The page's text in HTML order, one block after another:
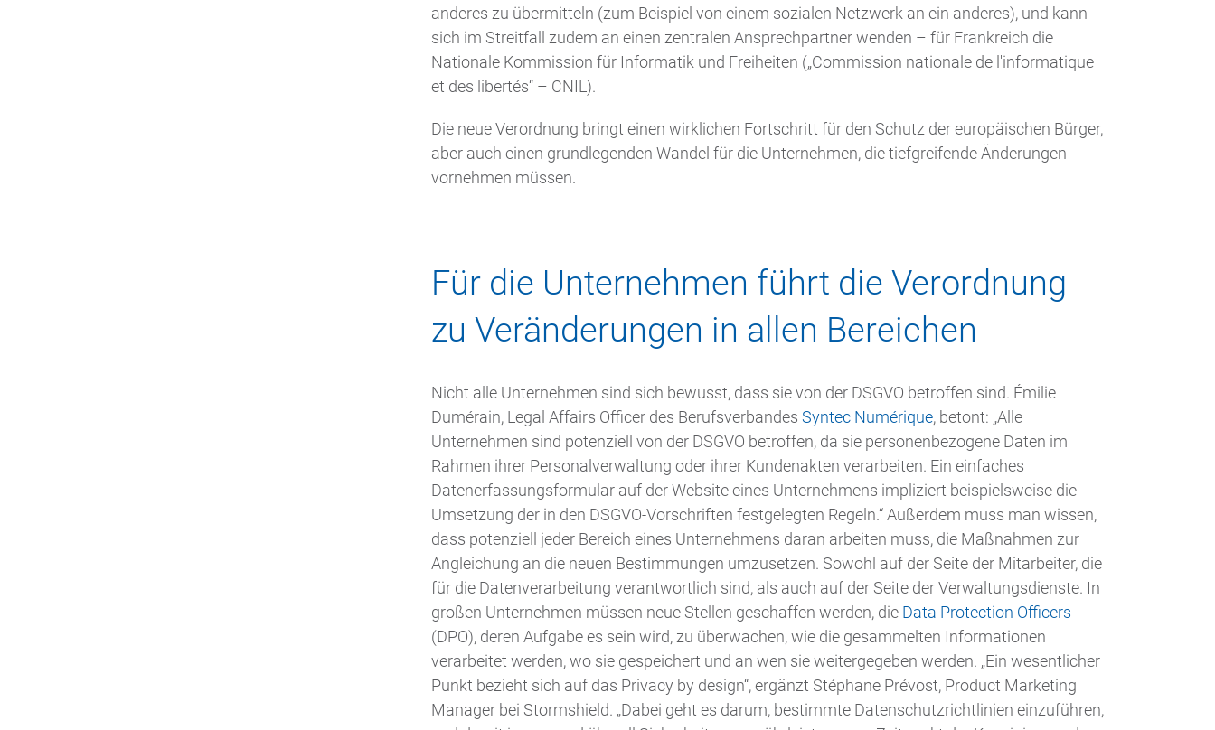
anderes zu übermitteln (zum Beispiel von einem sozialen Netzwerk an ein anderes), und kann
sich im Streitfall zudem an einen zentralen Ansprechpartner wenden – für Frankreich die
Nationale Kommission für Informatik und Freiheiten („Commission nationale de l'informatique
et des libertés“ – CNIL).
Die neue Verordnung bringt einen wirklichen Fortschritt für den Schutz der europäischen Bürger,
aber auch einen grundlegenden Wandel für die Unternehmen, die tiefgreifende Änderungen
vornehmen müssen.
Für die Unternehmen führt die Verordnung
zu Veränderungen in allen Bereichen
Nicht alle Unternehmen sind sich bewusst, dass sie von der DSGVO betroffen sind. Émilie
Dumérain, Legal Affairs Officer des Berufsverbandes Syntec Numérique, betont: „Alle
Unternehmen sind potenziell von der DSGVO betroffen, da sie personenbezogene Daten im
Rahmen ihrer Personalverwaltung oder ihrer Kundenakten verarbeiten. Ein einfaches
Datenerfassungsformular auf der Website eines Unternehmens impliziert beispielsweise die
Umsetzung der in den DSGVO-Vorschriften festgelegten Regeln.“ Außerdem muss man wissen,
dass potenziell jeder Bereich eines Unternehmens daran arbeiten muss, die Maßnahmen zur
Angleichung an die neuen Bestimmungen umzusetzen. Sowohl auf der Seite der Mitarbeiter, die
für die Datenverarbeitung verantwortlich sind, als auch auf der Seite der Verwaltungsdienste. In
großen Unternehmen müssen neue Stellen geschaffen werden, die Data Protection Officers
(DPO), deren Aufgabe es sein wird, zu überwachen, wie die gesammelten Informationen
verarbeitet werden, wo sie gespeichert und an wen sie weitergegeben werden. „Ein wesentlicher
Punkt bezieht sich auf das Privacy by design“, ergänzt Stéphane Prévost, Product Marketing
Manager bei Stormshield. „Dabei geht es darum, bestimmte Datenschutzrichtlinien einzuführen,